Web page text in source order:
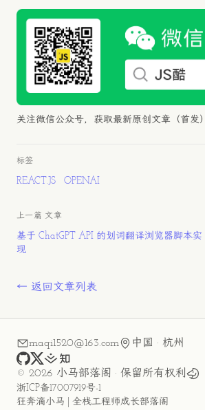
关注微信公众号，获取最新原创文章（首发）
标签
REACT.JS OPENAI
上一篇 文章
基于 ChatGPT API 的划词翻译浏览器脚本实
现
← 返回文章列表
maqi1520@163.com 中国 · 杭州
github
x juejinzhihu
© 2026 小马部落阁 · 保留所有权利
浙ICP备17007919号-1
狂奔滴小马 | 全栈工程师成长部落阁